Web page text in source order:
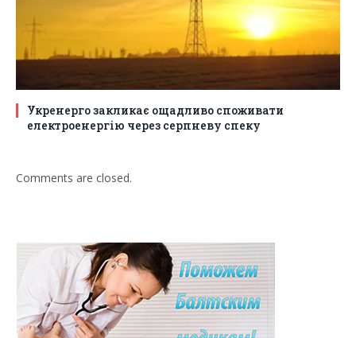
Укренерго закликає ощадливо споживати
електроенергію через серпневу спеку
Comments are closed.